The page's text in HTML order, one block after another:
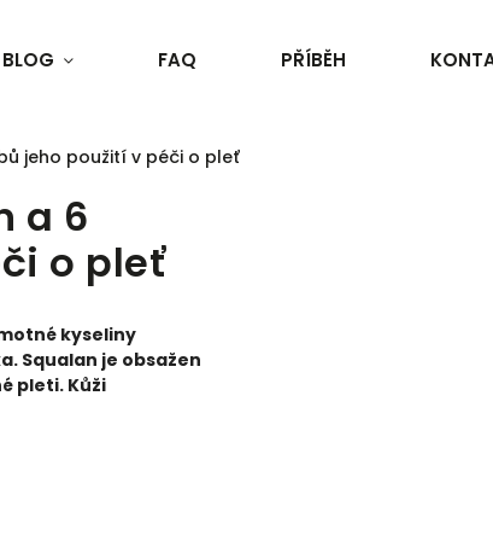
BLOG FAQ PŘÍBĚH
jeho použití v péči o pleť
a 6
o pleť
kyseliny
Squalan je obsažen
pleti. Kůži